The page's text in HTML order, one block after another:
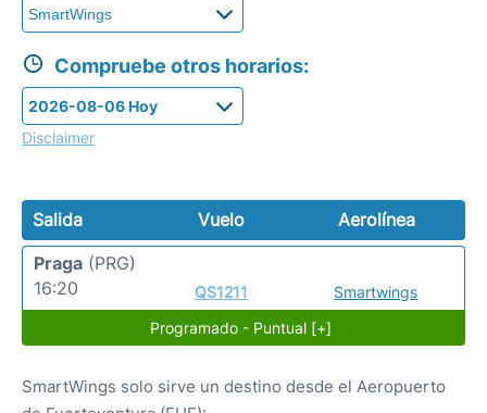
Compruebe otros horarios:
Disclaimer
Salida Vuelo
Aerolínea
Praga (PRG)
16:20
QS1211
Smartwings
Programado - Puntual [+]
SmartWings solo sirve un destino desde el Aeropuerto